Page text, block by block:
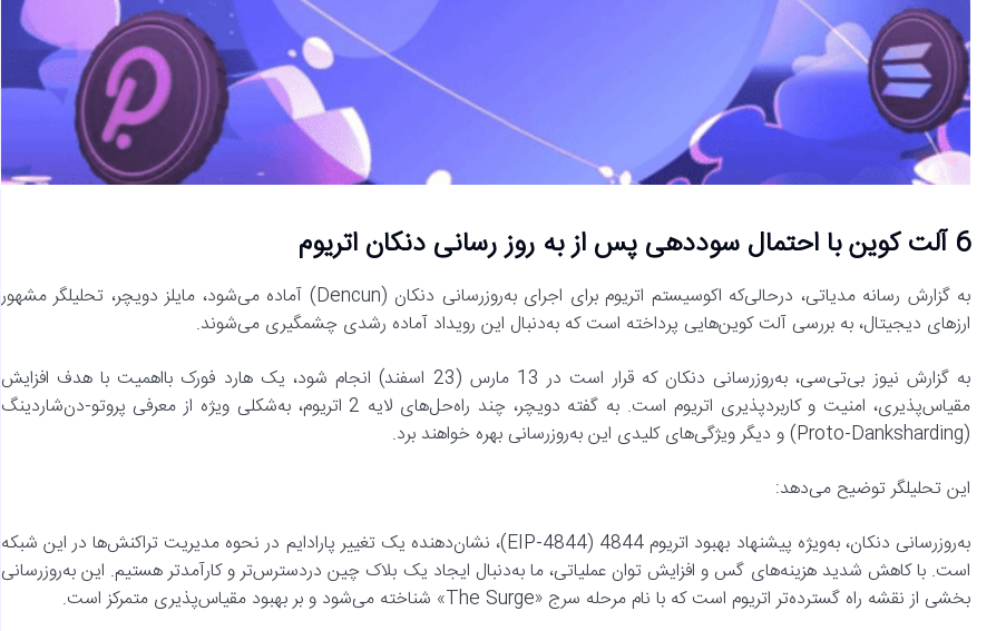
6 آلت کوین با احتمال سوددهی پس از به روز رسانی دنکان اتریوم
به گزارش رسانه مدیاتی، درحالی‌که اکوسیستم اتریوم برای اجرای به‌روزرسانی دنکان (Dencun) آماده می‌شود، مایلز دویچر، تحلیلگر مشهور
ارزهای دیجیتال، به بررسی آلت کوین‌هایی پرداخته است که به‌دنبال این رویداد آماده رشدی چشمگیری می‌شوند.
به گزارش نیوز بی‌تی‌سی، به‌روزرسانی دنکان که قرار است در 13 مارس (23 اسفند) انجام شود، یک هارد فورک بااهمیت با هدف افزایش
مقیاس‌پذیری، امنیت و کاربردپذیری اتریوم است. به گفته دویچر، چند راه‌حل‌های لایه 2 اتریوم، به‌شکلی ویژه از معرفی پروتو-دن‌شاردینگ
(Proto-Danksharding) و دیگر ویژگی‌های کلیدی این به‌روزرسانی بهره خواهند برد.
این تحلیلگر توضیح می‌دهد:
به‌روزرسانی دنکان، به‌ویژه پیشنهاد بهبود اتریوم 4844 (EIP-4844)، نشان‌دهنده یک تغییر پارادایم در نحوه مدیریت تراکنش‌ها در این شبکه
است. با کاهش شدید هزینه‌های گس و افزایش توان عملیاتی، ما به‌دنبال ایجاد یک بلاک چین دردسترس‌تر و کارآمدتر هستیم. این به‌روزرسانی
بخشی از نقشه راه گسترده‌تر اتریوم است که با نام مرحله سرج «The Surge» شناخته می‌شود و بر بهبود مقیاس‌پذیری متمرکز است.